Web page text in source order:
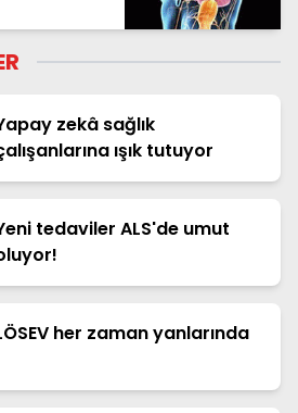
zekâ sağlık
ışık tutuyor
tedaviler ALS'de umut
her zaman yanlarında